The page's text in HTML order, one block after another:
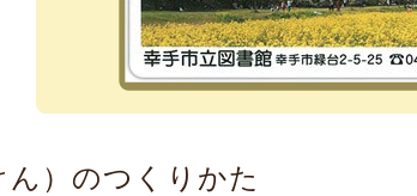
ん）のつくりかた